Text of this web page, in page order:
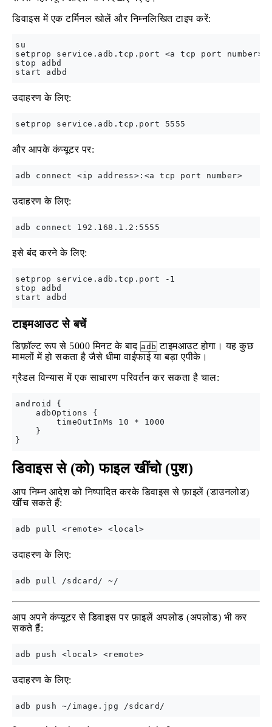
डिवाइस में एक टर्मिनल खोलें और निम्नलिखित टाइप करें:
su
setprop service.adb.tcp.port <a tcp port number>
stop adbd
उदाहरण के लिए:
और आपके कंप्यूटर पर:
उदाहरण के लिए:
इसे बंद करने के लिए:
setprop service.adb.tcp.port -1
stop adbd
टाइमआउट से बचें
डिफ़ॉल्ट रूप से 5000 मिनट के बाद adb टाइमआउट होगा। यह कुछ
मामलों में हो सकता है जैसे धीमा वाईफाई या बड़ा एपीके।
ग्रैडल विन्यास में एक साधारण परिवर्तन कर सकता है चाल:
android {
    adbOptions {
        timeOutInMs 10 * 1000
    }
डिवाइस से (को) फाइल खींचो (पुश)
आप निम्न आदेश को निष्पादित करके डिवाइस से फ़ाइलें (डाउनलोड)
खींच सकते हैं:
उदाहरण के लिए:
आप अपने कंप्यूटर से डिवाइस पर फ़ाइलें अपलोड (अपलोड) भी कर
सकते हैं:
उदाहरण के लिए: